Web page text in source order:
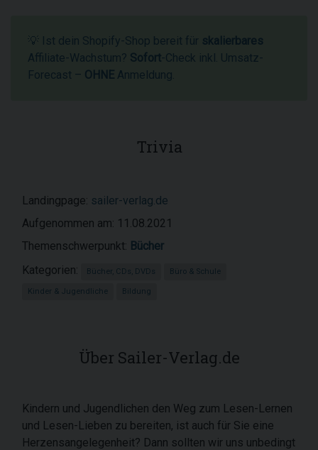
💡 Ist dein Shopify-Shop bereit für skalierbares
Affiliate-Wachstum? Sofort-Check inkl. Umsatz-
Forecast – OHNE Anmeldung.
Trivia
Landingpage: sailer-verlag.de
Aufgenommen am: 11.08.2021
Themenschwerpunkt: Bücher
Kategorien:
Bücher, CDs, DVDs Büro & Schule
Kinder & Jugendliche Bildung
Über Sailer-Verlag.de
Kindern und Jugendlichen den Weg zum Lesen-Lernen
und Lesen-Lieben zu bereiten, ist auch für Sie eine
Herzensangelegenheit? Dann sollten wir uns unbedingt